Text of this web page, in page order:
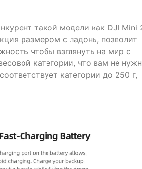
такой модели как DJI Mini
размером с ладонь, позволит
чтобы взглянуть на мир с
категории, что вам не
категории до 250 г,